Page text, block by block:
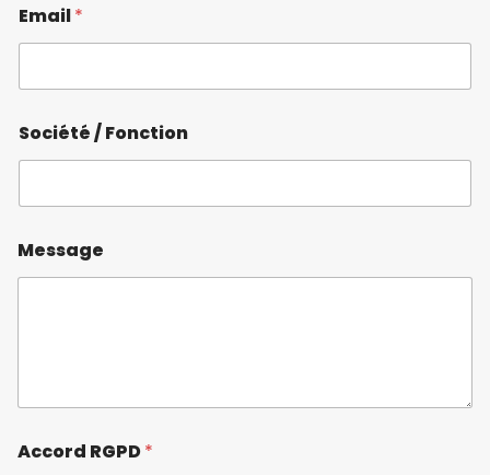
Email*
Société / Fonction
Message
Accord RGPD*